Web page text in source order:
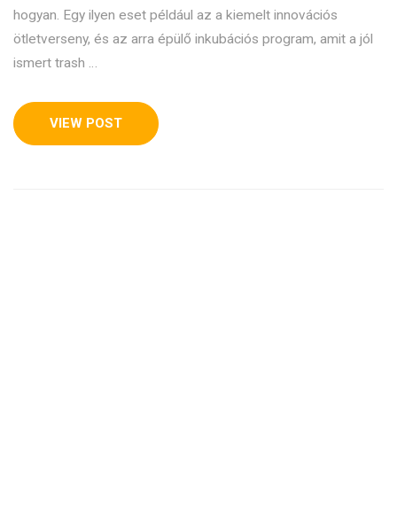
hogyan. Egy ilyen eset például az a kiemelt innovációs
ötletverseny, és az arra épülő inkubációs program, amit a jól
ismert trash …
VIEW POST